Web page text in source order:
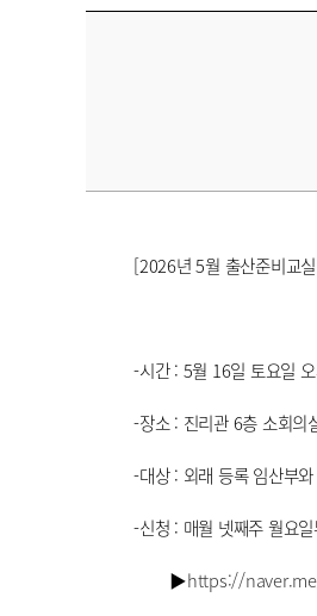
[2026년 5월 출산준비교
-시간 : 5월 16일 토요일
-장소 : 진리관 6층 소회의
-대상 : 외래 등록 임산부
-신청 : 매월 넷째주 월요
▶https://